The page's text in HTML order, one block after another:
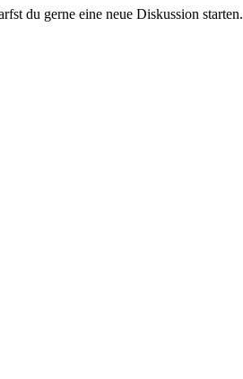
du gerne eine neue Diskussion starten.